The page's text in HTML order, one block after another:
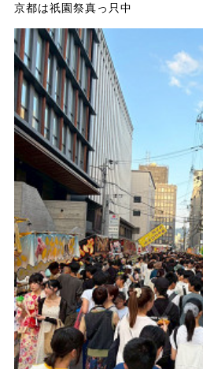
京都は祇園祭真っ只中